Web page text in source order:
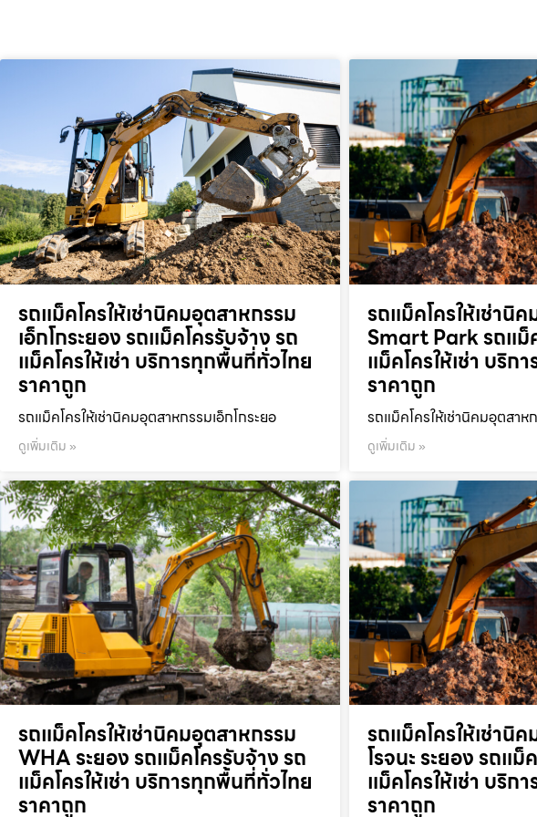
รถแม็คโครให้เช่านิคมอุตสาหกรรม
เอ็กโกระยอง รถแม็คโครรับจ้าง รถ
แม็คโครให้เช่า บริการทุกพื้นที่ทั่วไทย
ราคาถูก
รถแม็คโครให้เช่านิคมอุตสาหกรรมเอ็กโกระยอ
ดูเพิ่มเติม »
รถแม็คโครให้เช่านิ
Smart Park รถแม็
แม็คโครให้เช่า บริก
ราคาถูก
รถแม็คโครให้เช่านิคมอุตสา
ดูเพิ่มเติม »
รถแม็คโครให้เช่านิคมอุตสาหกรรม
WHA ระยอง รถแม็คโครรับจ้าง รถ
แม็คโครให้เช่า บริการทุกพื้นที่ทั่วไทย
ราคาถูก
รถแม็คโครให้เช่านิ
โรจนะ ระยอง รถแม็
แม็คโครให้เช่า บริก
ราคาถูก